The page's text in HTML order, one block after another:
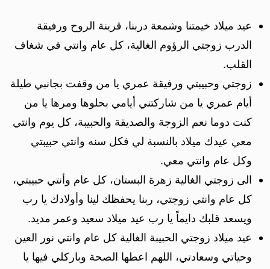
عيد ميلاد خيمتنا وشمعة دربنا، قرينة الروح ورفيقة
الدرب زوجتي الرؤوم الغالية، كل عام وانتي في شغاف
القلب.
زوجتي وحبيبتي ورفيقة عمري يا من وقفت بجانبي طيلة
أيام عمري يا من شاركتني أيامي بحلوها ومرها يا من
كنت دوما نعم الزوجة والصديقة والحبيبة، كل يوم وانتي
معي عيدك ميلاد بالنسبة لي فكل سنه وانتي حبيبتي
وكل عام وانتي معي.
الى زوجتي الغالية زهرة البستان، كل عام وأنتي حبيبتي،
كل عام وانتي زوجتي، ربنا يحفظك لينا وأولادك يا رب
ويسعد قلبك دايماً يا رب عيد ميلاد سعيد وعمر مديد.
عيد ميلاد زوجتي الحبيبة الغالية كل عام وانتي نور العين
وحياتي وسعادتي، اللهم اعطها الصحة وباركلي فيها يا